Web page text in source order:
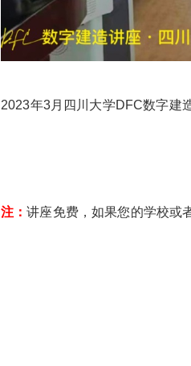
2023年3月四川大学DFC数字建
注：讲座免费，如果您的学校或